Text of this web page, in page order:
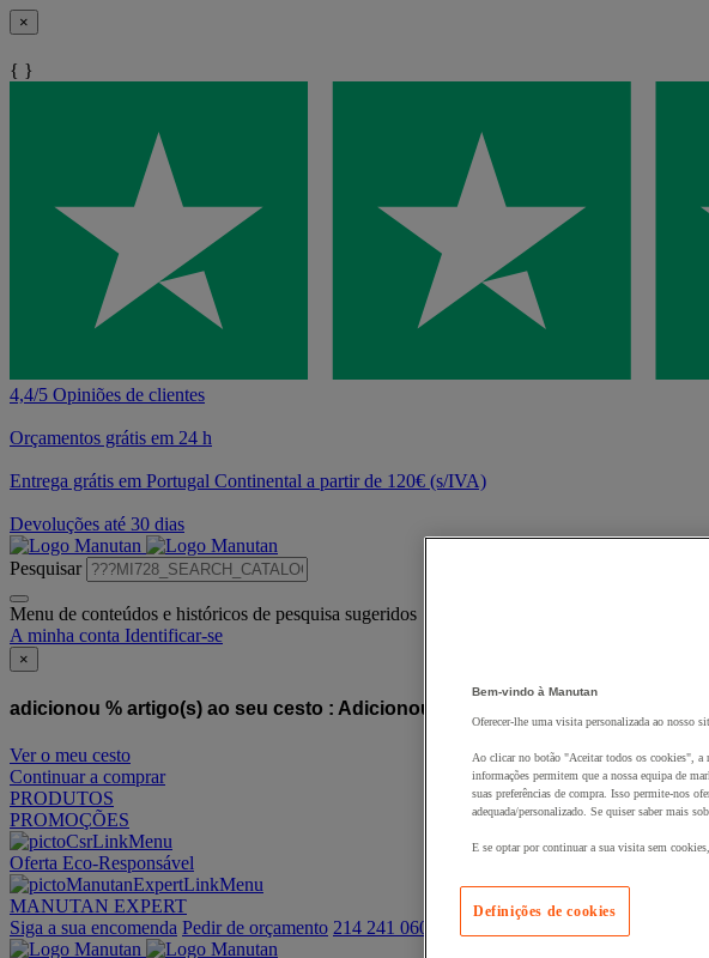
×
{ }
4,4/5 Opiniões de clientes
Orçamentos grátis em 24 h
Entrega grátis em Portugal Continental a partir de 120€ (s/IVA)
Devoluções até 30 dias
Pesquisar
Menu de conteúdos e históricos de pesquisa sugeridos
A minha conta Identificar-se
×
adicionou % artigo(s) ao seu cesto : Adicionou este artigo ao seu cesto :
Ver o meu cesto
Continuar a comprar
PRODUTOS
PROMOÇÕES
Oferta Eco-Responsável
MANUTAN EXPERT
Siga a sua encomenda Pedir de orçamento 214 241 060
Bem-vindo à Manutan
Oferecer-lhe uma visita personalizada ao nosso
Ao clicar no botão "Aceitar todos os cookies", a
informações permitem que a nossa equipa de
suas preferências de compra. Isso permite-nos
adequada/personalizado. Se quiser saber mais
E se optar por continuar a sua visita sem
Definições de cookies